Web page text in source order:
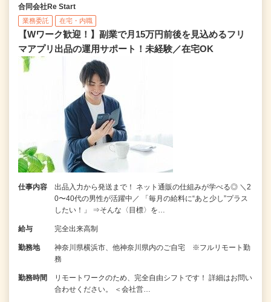
合同会社Re Start
業務委託 在宅・内職
【Wワーク歓迎！】副業で月15万円前後を見込めるフリ
マアプリ出品の運用サポート！未経験／在宅OK
仕事内容
出品入力から発送まで！ ネット通販の仕組みが学べる◎ ＼2
0〜40代の男性が活躍中／ 「毎月の給料に“あと少し”プラス
したい！」 ⇒そんな〈目標〉を…
給与 完全出来高制
勤務地
神奈川県横浜市、他神奈川県内のご自宅 ※フルリモート勤
務
勤務時間
リモートワークのため、完全自由シフトです！ 詳細はお問い
合わせください。 ＜会社営…